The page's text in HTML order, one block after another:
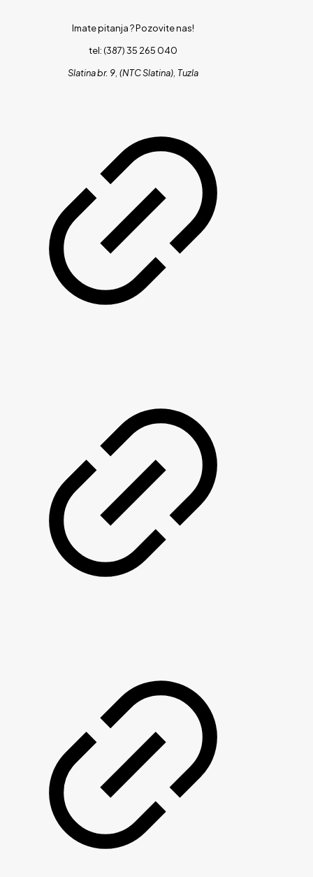
Imate pitanja ?Pozovite nas!
tel: (387) 35 265 040
Slatina br. 9, (NTC Slatina), Tuzla